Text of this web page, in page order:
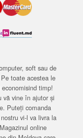
soft sau de
toate acestea le
timp!
vă vine în ajutor și
Puteți comanda
vi-l va livra la
online